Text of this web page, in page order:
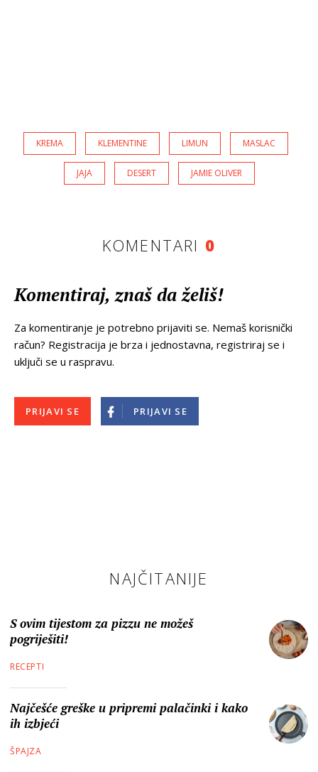
KREMA KLEMENTINE LIMUN MASLAC
JAJA DESERT JAMIE OLIVER
KOMENTARI 0
Komentiraj, znaš da želiš!
Za komentiranje je potrebno prijaviti se. Nemaš korisnički
račun? Registracija je brza i jednostavna, registriraj se i
uključi se u raspravu.
PRIJAVI SE PRIJAVI SE
NAJČITANIJE
S ovim tijestom za pizzu ne možeš
pogriješiti!
RECEPTI
Najčešće greške u pripremi palačinki i kako
ih izbjeći
ŠPAJZA